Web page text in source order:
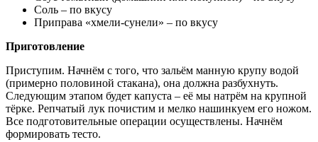
Соль – по вкусу
Приправа «хмели-сунели» – по вкусу
Приготовление
Приступим. Начнём с того, что зальём манную крупу водой
(примерно половиной стакана), она должна разбухнуть.
Следующим этапом будет капуста – её мы натрём на крупной
тёрке. Репчатый лук почистим и мелко нашинкуем его ножом.
Все подготовительные операции осуществлены. Начнём
формировать тесто.